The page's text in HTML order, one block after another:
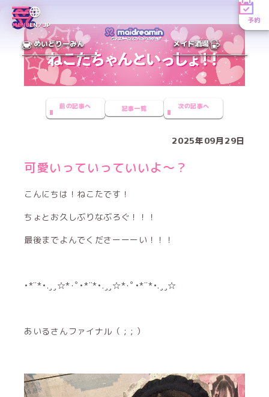
MENUEN／JP
予約
めいどりーみん メイド酒場
前の記事へ 記事一覧 次の記事へ
2025年09月29日
可愛いっていっていいよ〜？
こんにちは！ねこたです！
ちょとお久しぶりなぶろぐ！！！
最後までよんでくださーーーい！！！
•*¨*•.¸¸☆*･ﾟ•*¨*•.¸¸☆*･ﾟ•*¨*•.¸¸☆
あいるさんファイナル（ ; ; ）